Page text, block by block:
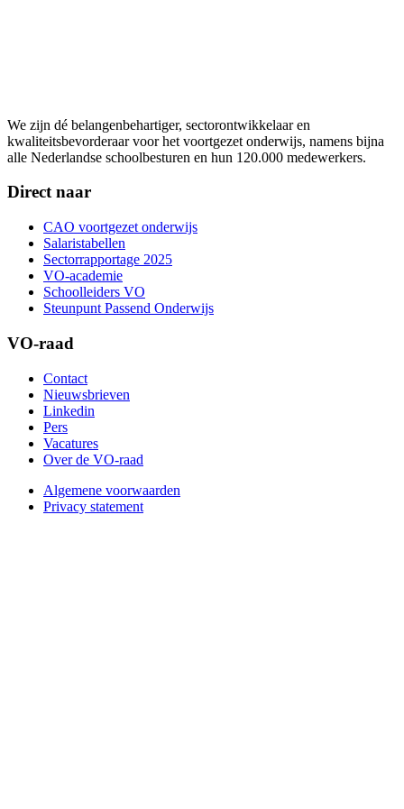
We zijn dé belangenbehartiger, sectorontwikkelaar en
kwaliteitsbevorderaar voor het voortgezet onderwijs, namens bijna
alle Nederlandse schoolbesturen en hun 120.000 medewerkers.
Direct naar
CAO voortgezet onderwijs
Salaristabellen
Sectorrapportage 2025
VO-academie
Schoolleiders VO
Steunpunt Passend Onderwijs
VO-raad
Contact
Nieuwsbrieven
Linkedin
Pers
Vacatures
Over de VO-raad
Algemene voorwaarden
Privacy statement